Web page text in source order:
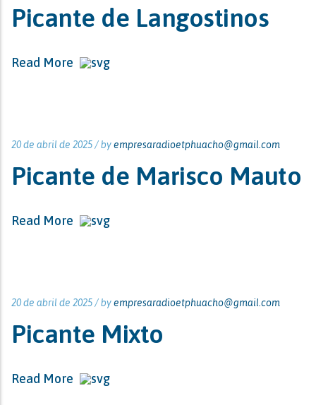
Picante de Langostinos
Read More
20 de abril de 2025 /byempresaradioetphuacho@gmail.com
Picante de Marisco Mauto
Read More
20 de abril de 2025 /byempresaradioetphuacho@gmail.com
Picante Mixto
Read More